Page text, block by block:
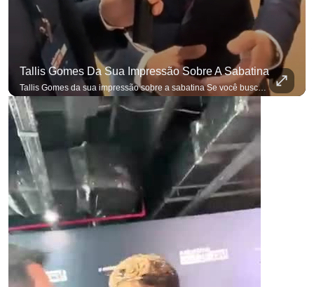
Tallis Gomes Da Sua Impressão Sobre A Sabatina
Tallis Gomes da sua impressão sobre a sabatina Se você busca informação com credibilidade, inscreva-se agora e ative o